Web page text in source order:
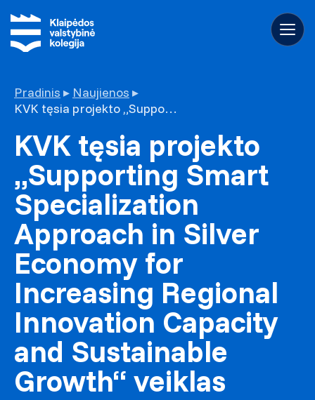
Pradinis ▸ Naujienos ▸
KVK tęsia projekto „Supporting Smart Specialization Approach in Silver Economy for Increasing Regional Innovation Capacity and Sustainable Growth“ veiklas
KVK tęsia projekto
„Supporting Smart
Specialization
Approach in Silver
Economy for
Increasing Regional
Innovation Capacity
and Sustainable
Growth“ veiklas